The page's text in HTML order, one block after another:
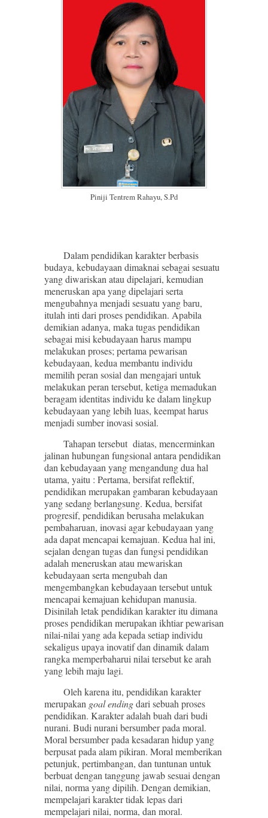
Piniji Tentrem Rahayu, S.Pd
Dalam pendidikan karakter berbasis
budaya, kebudayaan dimaknai sebagai sesuatu
yang diwariskan atau dipelajari, kemudian
meneruskan apa yang dipelajari serta
mengubahnya menjadi sesuatu yang baru,
itulah inti dari proses pendidikan. Apabila
demikian adanya, maka tugas pendidikan
sebagai misi kebudayaan harus mampu
melakukan proses; pertama pewarisan
kebudayaan, kedua membantu individu
memilih peran sosial dan mengajari untuk
melakukan peran tersebut, ketiga memadukan
beragam identitas individu ke dalam lingkup
kebudayaan yang lebih luas, keempat harus
menjadi sumber inovasi sosial.
Tahapan tersebut diatas, mencerminkan
jalinan hubungan fungsional antara pendidikan
dan kebudayaan yang mengandung dua hal
utama, yaitu : Pertama, bersifat reflektif,
pendidikan merupakan gambaran kebudayaan
yang sedang berlangsung. Kedua, bersifat
progresif, pendidikan berusaha melakukan
pembaharuan, inovasi agar kebudayaan yang
ada dapat mencapai kemajuan. Kedua hal ini,
sejalan dengan tugas dan fungsi pendidikan
adalah meneruskan atau mewariskan
kebudayaan serta mengubah dan
mengembangkan kebudayaan tersebut untuk
mencapai kemajuan kehidupan manusia.
Disinilah letak pendidikan karakter itu dimana
proses pendidikan merupakan ikhtiar pewarisan
nilai-nilai yang ada kepada setiap individu
sekaligus upaya inovatif dan dinamik dalam
rangka memperbaharui nilai tersebut ke arah
yang lebih maju lagi.
Oleh karena itu, pendidikan karakter
merupakan goal endingdari sebuah proses
pendidikan. Karakter adalah buah dari budi
nurani. Budi nurani bersumber pada moral.
Moral bersumber pada kesadaran hidup yang
berpusat pada alam pikiran. Moral memberikan
petunjuk, pertimbangan, dan tuntunan untuk
berbuat dengan tanggung jawab sesuai dengan
nilai, norma yang dipilih. Dengan demikian,
mempelajari karakter tidak lepas dari
mempelajari nilai, norma, dan moral.